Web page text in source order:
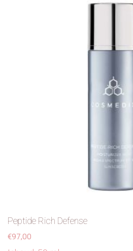
Peptide Rich Defense
€97,00